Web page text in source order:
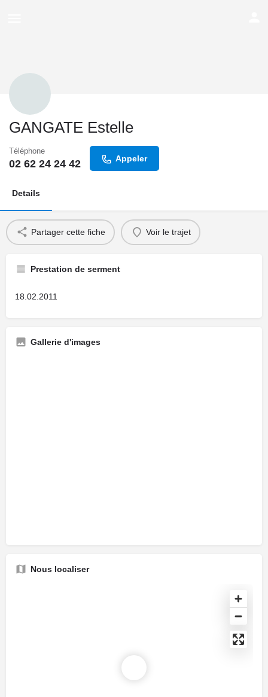
GANGATE Estelle
Téléphone
02 62 24 24 42 Appeler
Details
Partager cette fiche Voir le trajet
Prestation de serment
18.02.2011
Gallerie d'images
Nous localiser